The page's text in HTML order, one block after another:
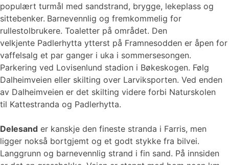
populært turmål med sandstrand, brygge, lekeplass og
sittebenker. Barnevennlig og fremkommelig for
rullestolbrukere. Toaletter på området. Den
velkjente Padlerhytta ytterst på Framnesodden er åpen for
vaffelsalg et par ganger i uka i sommersesongen.
Parkering ved Lovisenlund stadion i Bøkeskogen. Følg
Dalheimveien eller skilting over Larviksporten. Ved enden
av Dalheimveien er det skilting videre forbi Naturskolen
til Kattestranda og Padlerhytta.
Delesand er kanskje den fineste stranda i Farris, men
ligger nokså bortgjemt og et godt stykke fra bilvei.
Langgrunn og barnevennlig strand i fin sand. På innsiden